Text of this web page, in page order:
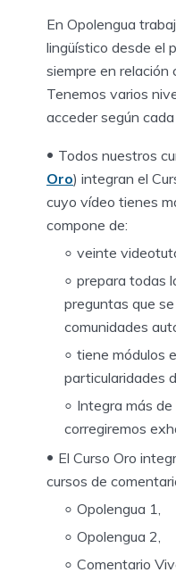
En Opolengua
lingüístico desde el
siempre en relación
Tenemos varios
acceder según
Todos nuestros
Oro) integran el
cuyo vídeo tienes
compone de:
veinte
prepara todas
preguntas que
comunidades
tiene módulos
particularidades
Integra más
corregiremos
El Curso Oro
cursos de
Opolengua 1,
Opolengua 2,
Comentario